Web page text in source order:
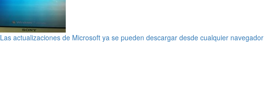
Las actualizaciones de Microsoft ya se pueden descargar desde cualquier navegador